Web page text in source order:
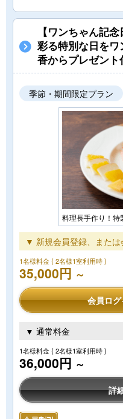
【ワンちゃん記
彩る特別な日を
香からプレゼント
季節・期間限定プラン
料理長手作り！特
▼ 新規会員登録、また
1名様料金( 2名様1室利用時 )
35,000円 ～
会員ロ
▼ 通常料金
1名様料金( 2名様1室利用時 )
36,000円 ～
詳